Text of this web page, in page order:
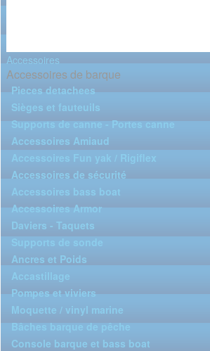
Accessoires
Accessoires de barque
Pieces detachees
Sièges et fauteuils
Supports de canne - Portes canne
Accessoires Amiaud
Accessoires Fun yak / Rigiflex
Accessoires de sécurité
Accessoires bass boat
Accessoires Armor
Daviers - Taquets
Ancres et Poids
Accastillage
Pompes et viviers
Moquette / vinyl marine
Bâches barque de pêche
Console barque et bass boat